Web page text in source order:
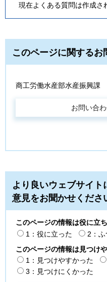
現在よくある質問は作成さ
このページに関するお
商工労働水産部水産振興課
より良いウェブサイ
意見をお聞かせくださ
このページの情報は役に立
1：役に立った
2：ふ
このページの情報は見つけ
1：見つけやすかった
3：見つけにくかった